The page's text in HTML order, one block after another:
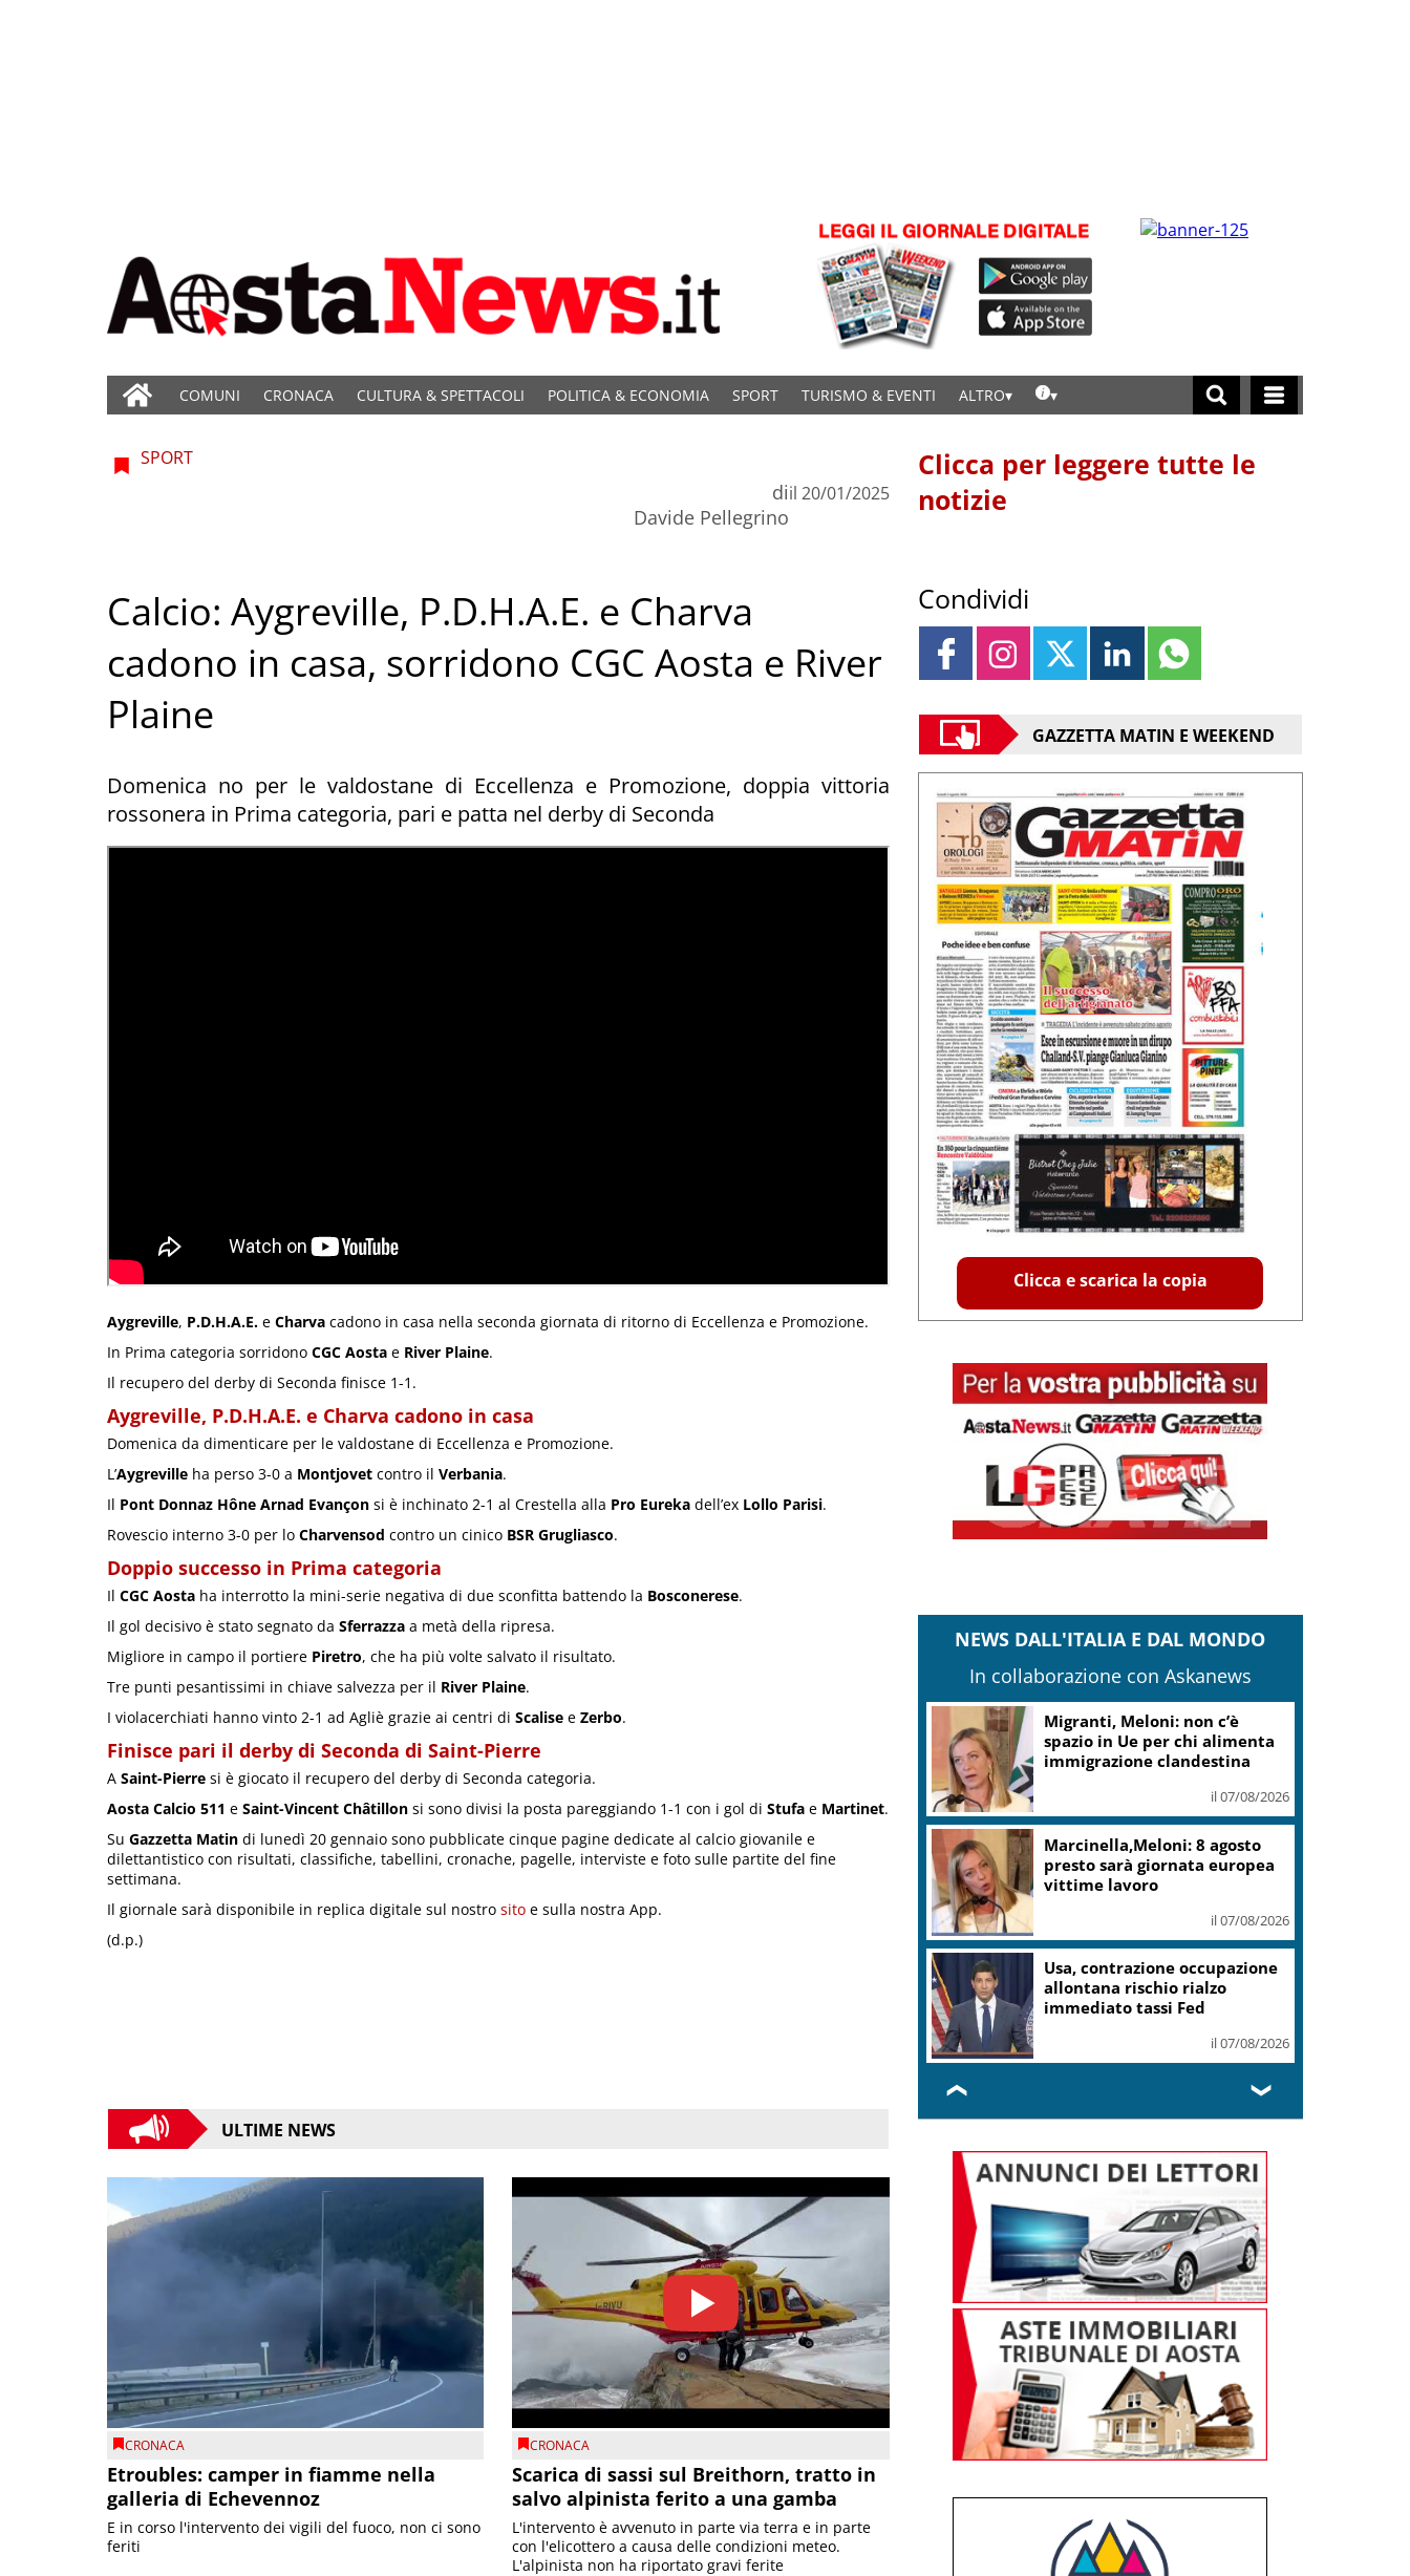
COMUNI CRONACA CULTURA & SPETTACOLI POLITICA & ECONOMIA SPORT TURISMO & EVENTI ALTRO
SPORT
di
Davide Pellegrino
il 20/01/2025
Calcio: Aygreville, P.D.H.A.E. e Charva
cadono in casa, sorridono CGC Aosta e River
Plaine
Domenica no per le valdostane di Eccellenza e Promozione, doppia vittoria
rossonera in Prima categoria, pari e patta nel derby di Seconda
Aygreville, P.D.H.A.E. e Charva cadono in casa nella seconda giornata di ritorno di Eccellenza e Promozione.
In Prima categoria sorridono CGC Aosta e River Plaine.
Il recupero del derby di Seconda finisce 1-1.
Aygreville, P.D.H.A.E. e Charva cadono in casa
Domenica da dimenticare per le valdostane di Eccellenza e Promozione.
L’Aygreville ha perso 3-0 a Montjovet contro il Verbania.
Il Pont Donnaz Hône Arnad Evançon si è inchinato 2-1 al Crestella alla Pro Eureka dell’ex Lollo Parisi.
Rovescio interno 3-0 per lo Charvensod contro un cinico BSR Grugliasco.
Doppio successo in Prima categoria
Il CGC Aosta ha interrotto la mini-serie negativa di due sconfitta battendo la Bosconerese.
Il gol decisivo è stato segnato da Sferrazza a metà della ripresa.
Migliore in campo il portiere Piretro, che ha più volte salvato il risultato.
Tre punti pesantissimi in chiave salvezza per il River Plaine.
I violacerchiati hanno vinto 2-1 ad Agliè grazie ai centri di Scalise e Zerbo.
Finisce pari il derby di Seconda di Saint-Pierre
A Saint-Pierre si è giocato il recupero del derby di Seconda categoria.
Aosta Calcio 511 e Saint-Vincent Châtillon si sono divisi la posta pareggiando 1-1 con i gol di Stufa e Martinet.
Su Gazzetta Matin di lunedì 20 gennaio sono pubblicate cinque pagine dedicate al calcio giovanile e
dilettantistico con risultati, classifiche, tabellini, cronache, pagelle, interviste e foto sulle partite del fine
settimana.
Il giornale sarà disponibile in replica digitale sul nostro sito e sulla nostra App.
(d.p.)
ULTIME NEWS
CRONACA
Etroubles: camper in fiamme nella
galleria di Echevennoz
E in corso l'intervento dei vigili del fuoco, non ci sono
feriti
CRONACA
Scarica di sassi sul Breithorn, tratto in
salvo alpinista ferito a una gamba
L'intervento è avvenuto in parte via terra e in parte
con l'elicottero a causa delle condizioni meteo.
L'alpinista non ha riportato gravi ferite
Clicca per leggere tutte le
notizie
Condividi
GAZZETTA MATIN E WEEKEND
Clicca e scarica la copia
NEWS DALL'ITALIA E DAL MONDO
In collaborazione con Askanews
Emilia R., carabinieri: fermati 4 presunti
autori omicidio Nicola Musiani
Spin time Labs: fondi immobiliari non
possono vincere su città pubblica
Roggero, Salvini lo visita in
carcere: no pressioni su grazia,
profilo basso
❮ ❯